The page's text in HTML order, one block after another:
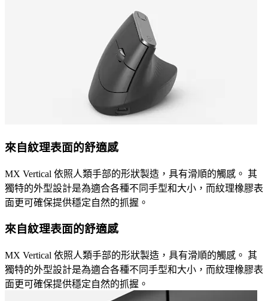
來自紋理表面的舒適感
MX Vertical 依照人類手部的形狀製造，具有滑順的觸感。 其
獨特的外型設計是為適合各種不同手型和大小，而紋理橡膠表
面更可確保提供穩定自然的抓握。
來自紋理表面的舒適感
MX Vertical 依照人類手部的形狀製造，具有滑順的觸感。 其
獨特的外型設計是為適合各種不同手型和大小，而紋理橡膠表
面更可確保提供穩定自然的抓握。